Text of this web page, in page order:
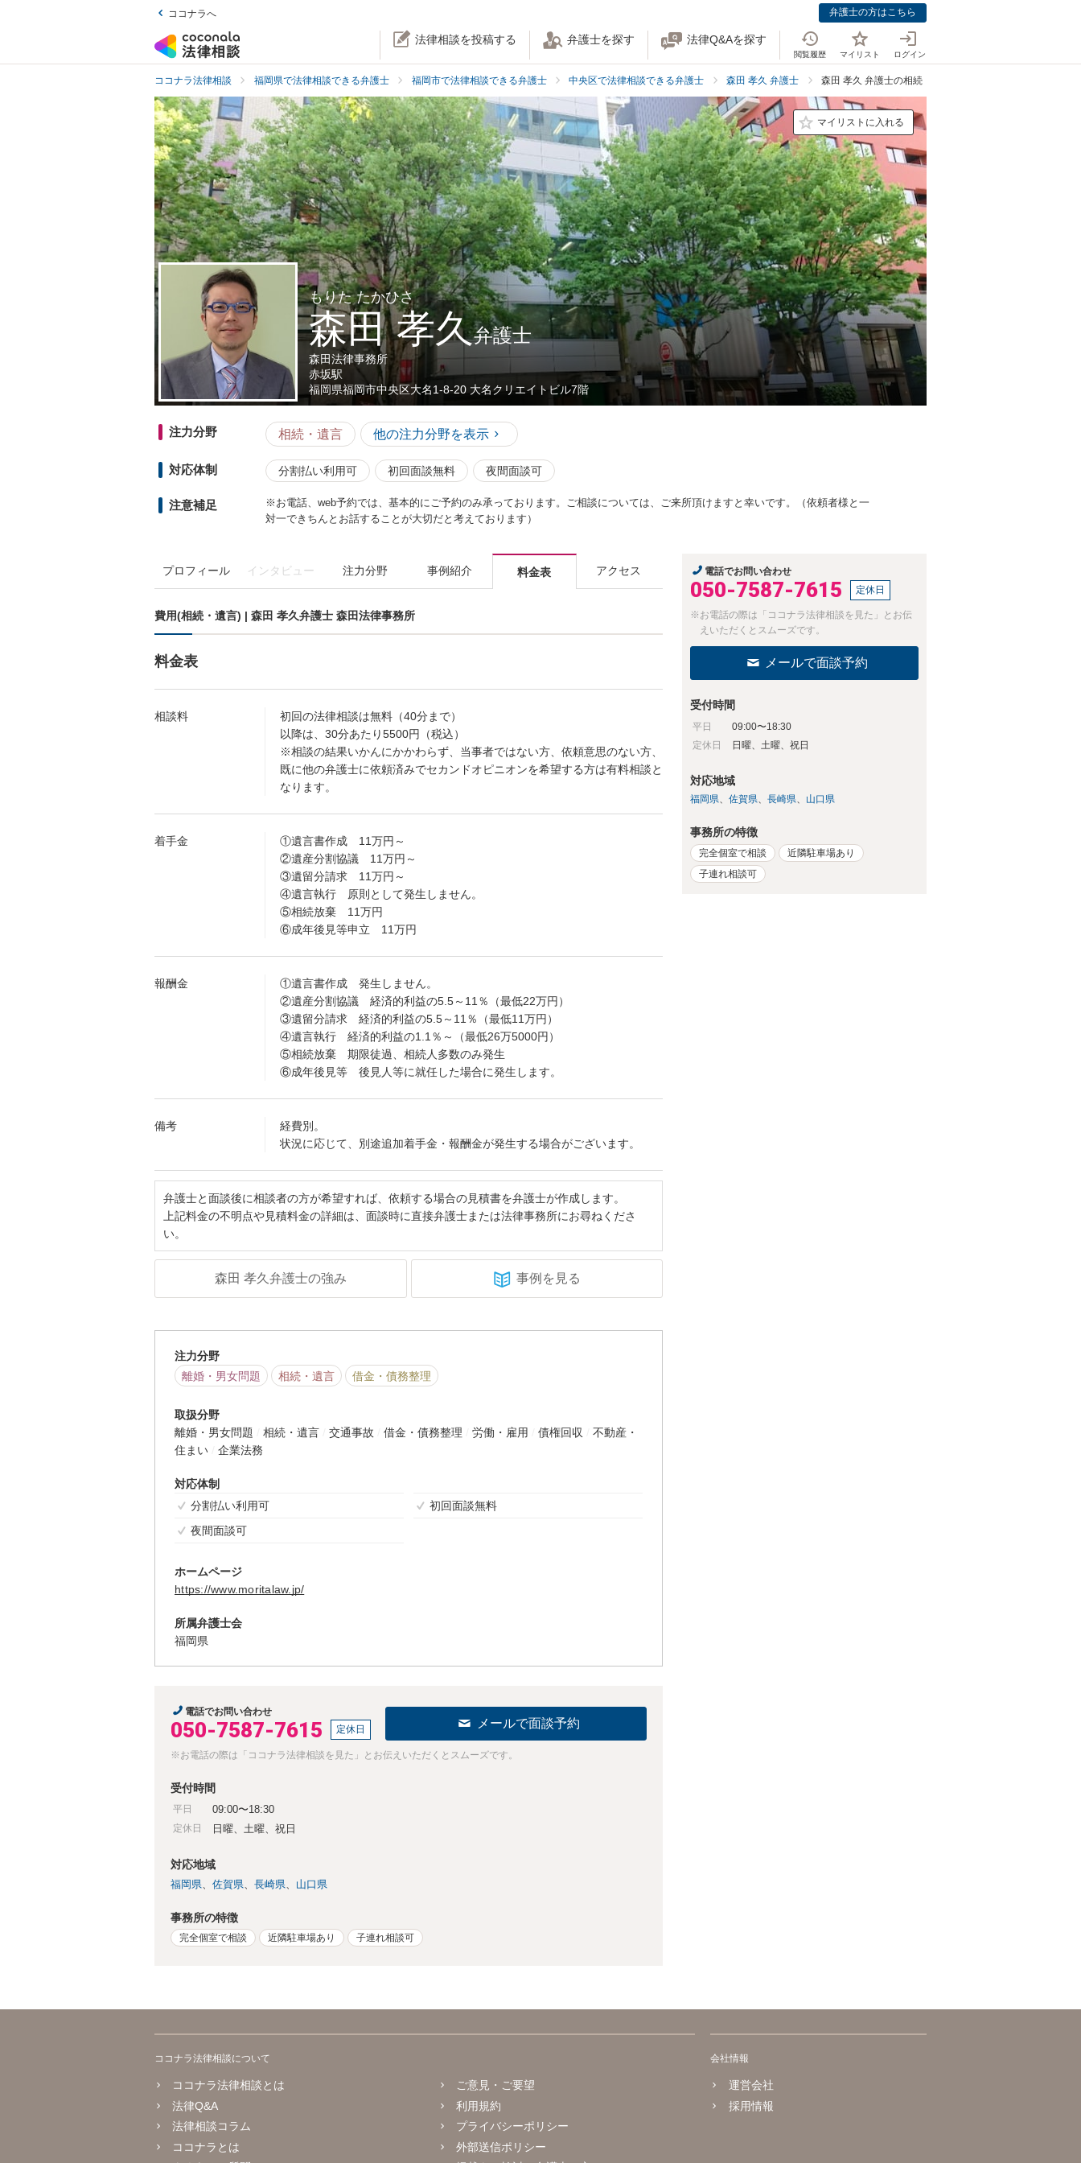
ココナラへ 弁護士の方はこちら
法律相談を投稿する 弁護士を探す 法律Q&Aを探す
閲覧履歴 マイリスト ログイン
ココナラ法律相談 福岡県で法律相談できる弁護士 福岡市で法律相談できる弁護士 中央区で法律相談できる弁護士 森田 孝久 弁護士 森田 孝久 弁護士の相続・遺言の料金表
マイリストに入れる
もりた たかひさ
森田 孝久弁護士
森田法律事務所
赤坂駅
福岡県福岡市中央区大名1-8-20 大名クリエイトビル7階
注力分野 相続・遺言 他の注力分野を表示
対応体制 分割払い利用可 初回面談無料 夜間面談可
注意補足
※お電話、web予約では、基本的にご予約のみ承っております。ご相談については、ご来所頂けますと幸いです。（依頼者様と一
対一できちんとお話することが大切だと考えております）
プロフィール インタビュー 注力分野 事例紹介 料金表 アクセス
費用(相続・遺言) | 森田 孝久弁護士 森田法律事務所
料金表
相談料
初回の法律相談は無料（40分まで）
以降は、30分あたり5500円（税込）
※相談の結果いかんにかかわらず、当事者ではない方、依頼意思のない方、
既に他の弁護士に依頼済みでセカンドオピニオンを希望する方は有料相談と
なります。
着手金
①遺言書作成 11万円～
②遺産分割協議 11万円～
③遺留分請求 11万円～
④遺言執行 原則として発生しません。
⑤相続放棄 11万円
⑥成年後見等申立 11万円
報酬金
①遺言書作成 発生しません。
②遺産分割協議 経済的利益の5.5～11％（最低22万円）
③遺留分請求 経済的利益の5.5～11％（最低11万円）
④遺言執行 経済的利益の1.1％～（最低26万5000円）
⑤相続放棄 期限徒過、相続人多数のみ発生
⑥成年後見等 後見人等に就任した場合に発生します。
備考
経費別。
状況に応じて、別途追加着手金・報酬金が発生する場合がございます。
弁護士と面談後に相談者の方が希望すれば、依頼する場合の見積書を弁護士が作成します。
上記料金の不明点や見積料金の詳細は、面談時に直接弁護士または法律事務所にお尋ねくださ
い。
森田 孝久弁護士の強み 事例を見る
注力分野
離婚・男女問題
相続・遺言 借金・債務整理
取扱分野
離婚・男女問題
相続・遺言 交通事故 借金・債務整理 労働・雇用 債権回収
不動産・
住まい
企業法務
対応体制
分割払い利用可
初回面談無料
夜間面談可
ホームページ
https://www.moritalaw.jp/
所属弁護士会
福岡県
電話でお問い合わせ
050-7587-7615 定休日 メールで面談予約
※お電話の際は「ココナラ法律相談を見た」とお伝えいただくとスムーズです。
受付時間
平日 09:00〜18:30
定休日 日曜、土曜、祝日
対応地域
福岡県 佐賀県 長崎県 山口県
事務所の特徴
完全個室で相談 近隣駐車場あり 子連れ相談可
電話でお問い合わせ
050-7587-7615 定休日
※お電話の際は「ココナラ法律相談を見た」とお伝
えいただくとスムーズです。
メールで面談予約
受付時間
平日
09:00〜18:30
定休日
日曜、土曜、祝日
対応地域
福岡県 佐賀県 長崎県 山口県
事務所の特徴
完全個室で相談
近隣駐車場あり
子連れ相談可
ココナラ法律相談について
ココナラ法律相談とは
法律Q&A
法律相談コラム
ココナラとは
ご意見・ご要望
利用規約
プライバシーポリシー
外部送信ポリシー
会社情報
運営会社
採用情報